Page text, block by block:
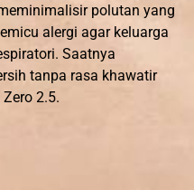
polutan yang
alergi agar keluarga
Saatnya
tanpa rasa khawatir
2.5.